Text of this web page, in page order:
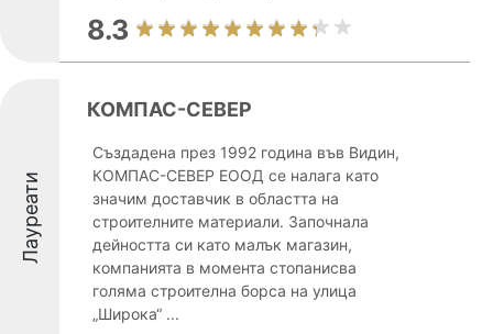
8.3
Лауреати
КОМПАС-СЕВЕР
Създадена през 1992 година във Видин,
КОМПАС-СЕВЕР ЕООД се налага като
значим доставчик в областта на
строителните материали. Започнала
дейността си като малък магазин,
компанията в момента стопанисва
голяма строителна борса на улица
„Широка“ ...